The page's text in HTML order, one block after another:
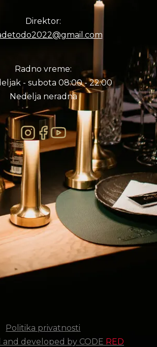
Direktor:
Radno vreme:
- subota 08:00 - 22:00
Nedelja neradna
and developed by CODE RED
Politika privatnosti